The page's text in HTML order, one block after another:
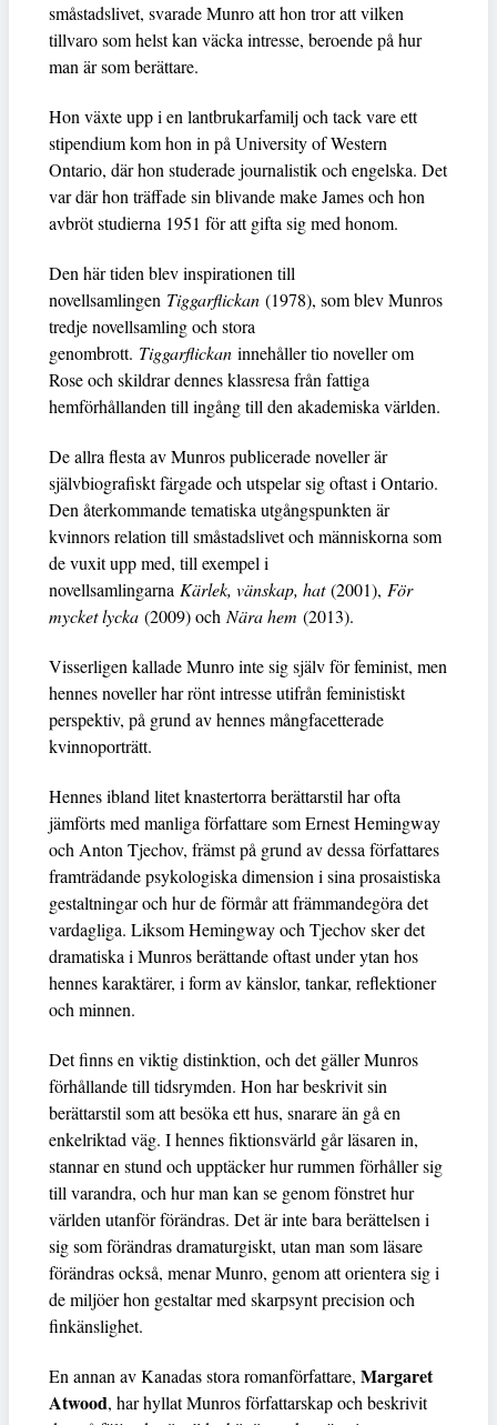
småstadslivet, svarade Munro att hon tror att vilken
tillvaro som helst kan väcka intresse, beroende på hur
man är som berättare.
Hon växte upp i en lantbrukarfamilj och tack vare ett
stipendium kom hon in på University of Western
Ontario, där hon studerade journalistik och engelska. Det
var där hon träffade sin blivande make James och hon
avbröt studierna 1951 för att gifta sig med honom.
Den här tiden blev inspirationen till
novellsamlingen Tiggarflickan (1978), som blev Munros
tredje novellsamling och stora
genombrott. Tiggarflickan innehåller tio noveller om
Rose och skildrar dennes klassresa från fattiga
hemförhållanden till ingång till den akademiska världen.
De allra flesta av Munros publicerade noveller är
självbiografiskt färgade och utspelar sig oftast i Ontario.
Den återkommande tematiska utgångspunkten är
kvinnors relation till småstadslivet och människorna som
de vuxit upp med, till exempel i
novellsamlingarna Kärlek, vänskap, hat(2001), För
mycket lycka (2009) ochNära hem (2013).
Visserligen kallade Munro inte sig själv för feminist, men
hennes noveller har rönt intresse utifrån feministiskt
perspektiv, på grund av hennes mångfacetterade
kvinnoporträtt.
Hennes ibland litet knastertorra berättarstil har ofta
jämförts med manliga författare som Ernest Hemingway
och Anton Tjechov, främst på grund av dessa författares
framträdande psykologiska dimension i sina prosaistiska
gestaltningar och hur de förmår att främmandegöra det
vardagliga. Liksom Hemingway och Tjechov sker det
dramatiska i Munros berättande oftast under ytan hos
hennes karaktärer, i form av känslor, tankar, reflektioner
och minnen.
Det finns en viktig distinktion, och det gäller Munros
förhållande till tidsrymden. Hon har beskrivit sin
berättarstil som att besöka ett hus, snarare än gå en
enkelriktad väg. I hennes fiktionsvärld går läsaren in,
stannar en stund och upptäcker hur rummen förhåller sig
till varandra, och hur man kan se genom fönstret hur
världen utanför förändras. Det är inte bara berättelsen i
sig som förändras dramaturgiskt, utan man som läsare
förändras också, menar Munro, genom att orientera sig i
de miljöer hon gestaltar med skarpsynt precision och
finkänslighet.
En annan av Kanadas stora romanförfattare, Margaret
Atwood, har hyllat Munros författarskap och beskrivit